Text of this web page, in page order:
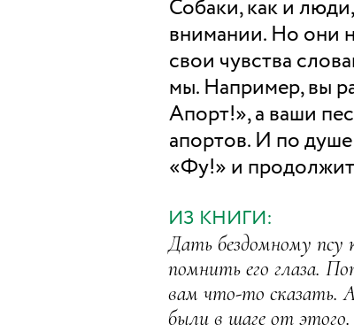
Собаки, как и
внимании. Но они
свои чувства
мы. Например, вы
Апорт!», а ваши
апортов. И по
«Фу!» и
Дать бездомному псу
помнить его глаза.
вам что-то сказать.
были в шаге от этого.
ИЗ КНИГИ: